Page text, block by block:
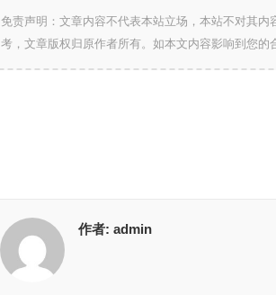
免责声明：文章内容不代表本站立场，本站不对其
考，文章版权归原作者所有。如本文内容影响到您的
作者: admin